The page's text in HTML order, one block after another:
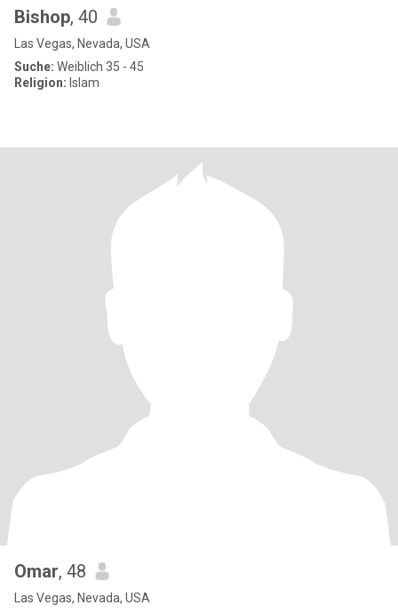
Bishop, 40
Las Vegas, Nevada, USA
Suche: Weiblich 35 - 45
Religion: Islam
Omar, 48
Las Vegas, Nevada, USA